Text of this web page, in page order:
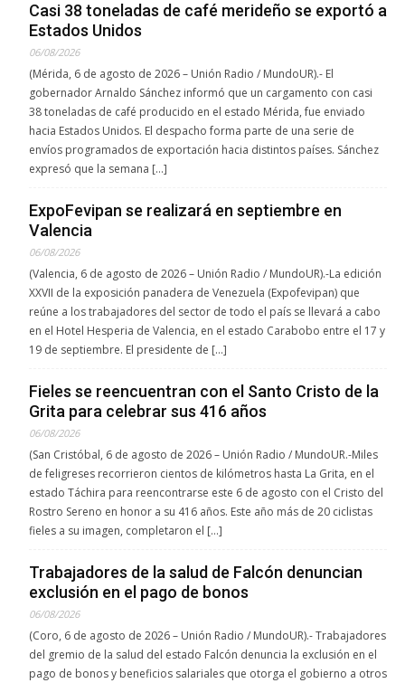
Casi 38 toneladas de café merideño se exportó a
Estados Unidos
06/08/2026
(Mérida, 6 de agosto de 2026 – Unión Radio / MundoUR).- El
gobernador Arnaldo Sánchez informó que un cargamento con casi
38 toneladas de café producido en el estado Mérida, fue enviado
hacia Estados Unidos. El despacho forma parte de una serie de
envíos programados de exportación hacia distintos países. Sánchez
expresó que la semana […]
ExpoFevipan se realizará en septiembre en
Valencia
06/08/2026
(Valencia, 6 de agosto de 2026 – Unión Radio / MundoUR).-La edición
XXVII de la exposición panadera de Venezuela (Expofevipan) que
reúne a los trabajadores del sector de todo el país se llevará a cabo
en el Hotel Hesperia de Valencia, en el estado Carabobo entre el 17 y
19 de septiembre. El presidente de […]
Fieles se reencuentran con el Santo Cristo de la
Grita para celebrar sus 416 años
06/08/2026
(San Cristóbal, 6 de agosto de 2026 – Unión Radio / MundoUR.-Miles
de feligreses recorrieron cientos de kilómetros hasta La Grita, en el
estado Táchira para reencontrarse este 6 de agosto con el Cristo del
Rostro Sereno en honor a su 416 años. Este año más de 20 ciclistas
fieles a su imagen, completaron el […]
Trabajadores de la salud de Falcón denuncian
exclusión en el pago de bonos
06/08/2026
(Coro, 6 de agosto de 2026 – Unión Radio / MundoUR).- Trabajadores
del gremio de la salud del estado Falcón denuncia la exclusión en el
pago de bonos y beneficios salariales que otorga el gobierno a otros